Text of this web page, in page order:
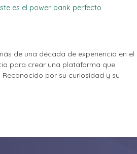
es el power bank perfecto
de una década de experiencia en el
para crear una plataforma que
por su curiosidad y su